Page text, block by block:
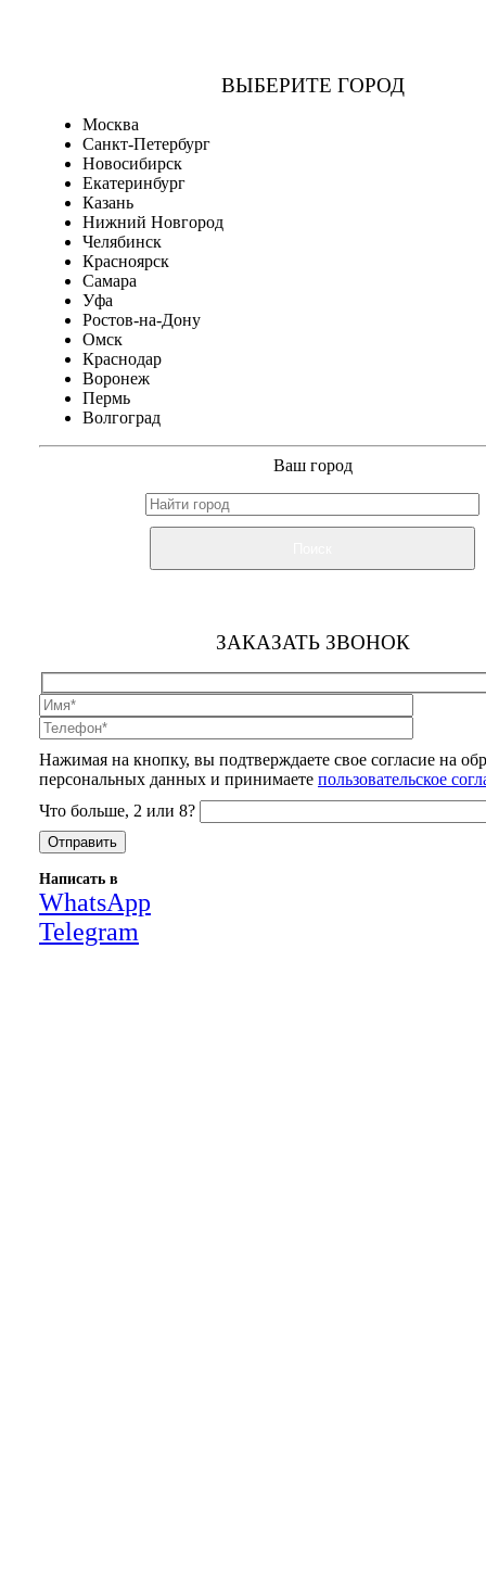
ВЫБЕРИТЕ ГОРОД
Москва
Санкт-Петербург
Новосибирск
Екатеринбург
Казань
Нижний Новгород
Челябинск
Красноярск
Самара
Уфа
Ростов-на-Дону
Омск
Краснодар
Воронеж
Пермь
Волгоград
Ваш город
ЗАКАЗАТЬ ЗВОНОК
Нажимая на кнопку, вы подтверждаете свое согласие на
персональных данных и принимаете пользовательское
Что больше, 2 или 8?
Написать в
WhatsApp
Telegram